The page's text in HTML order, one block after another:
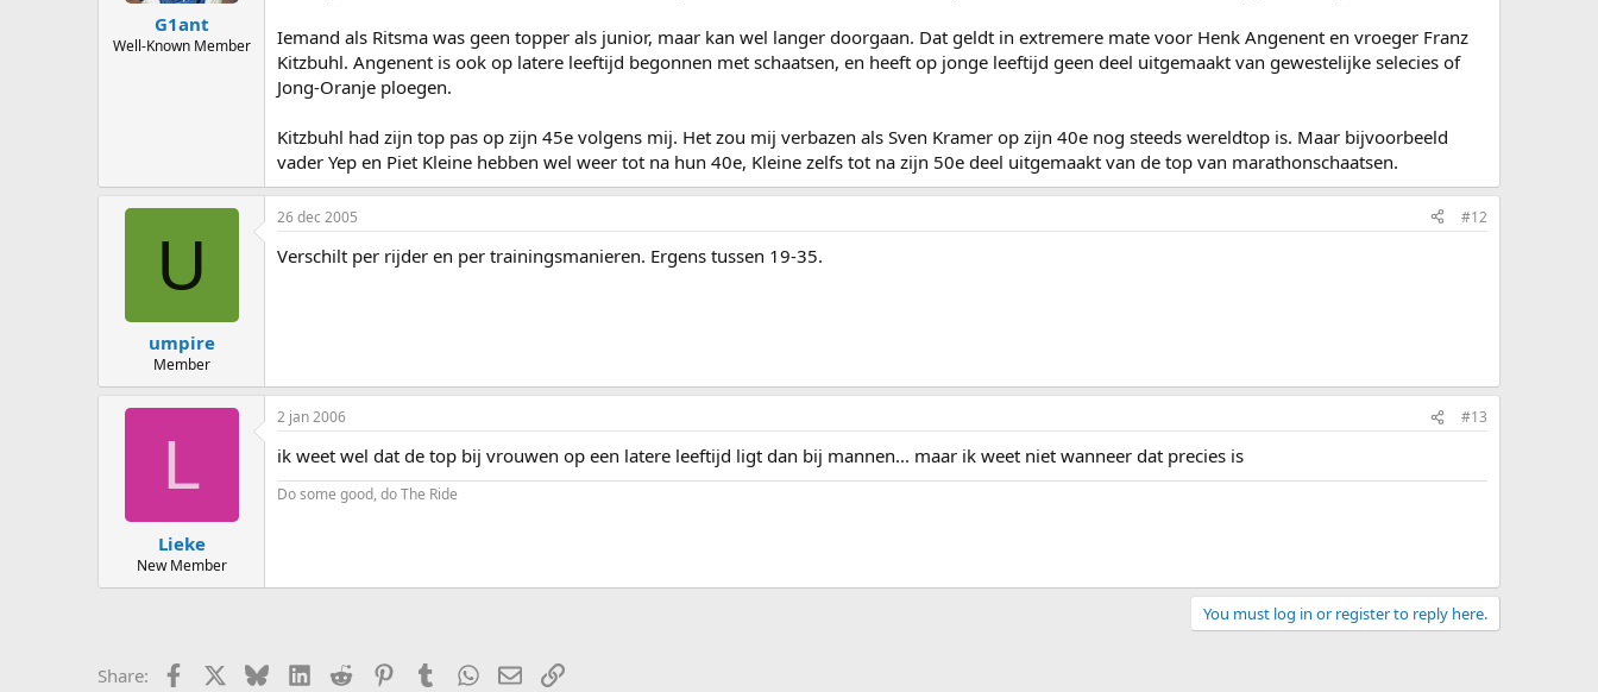
G1ant
Well-Known Member
Iemand als Ritsma was geen topper als junior, maar kan wel langer doorgaan. Dat geldt in extremere mate voor Henk Angenent en vroeger Franz
Kitzbuhl. Angenent is ook op latere leeftijd begonnen met schaatsen, en heeft op jonge leeftijd geen deel uitgemaakt van gewestelijke selecies of
Jong-Oranje ploegen.
Kitzbuhl had zijn top pas op zijn 45e volgens mij. Het zou mij verbazen als Sven Kramer op zijn 40e nog steeds wereldtop is. Maar bijvoorbeeld
vader Yep en Piet Kleine hebben wel weer tot na hun 40e, Kleine zelfs tot na zijn 50e deel uitgemaakt van de top van marathonschaatsen.
U
umpire
Member
26 dec 2005 #12
Verschilt per rijder en per trainingsmanieren. Ergens tussen 19-35.
L
Lieke
New Member
2 jan 2006 #13
ik weet wel dat de top bij vrouwen op een latere leeftijd ligt dan bij mannen... maar ik weet niet wanneer dat precies is
Do some good, do The Ride
You must log in or register to reply here.
Share: Facebook BlueskyLinkedIn
Reddit PinterestTumblrWhatsApp
E-mailLink